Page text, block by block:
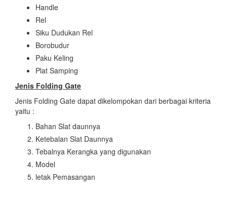
Handle
Rel
Siku Dudukan Rel
Borobudur
Paku Keling
Plat Samping
Jenis Folding Gate
Jenis Folding Gate dapat dikelompokan dari berbagai kriteria
yaitu :
Bahan Slat daunnya
Ketebalan Slat Daunnya
Tebalnya Kerangka yang digunakan
Model
letak Pemasangan